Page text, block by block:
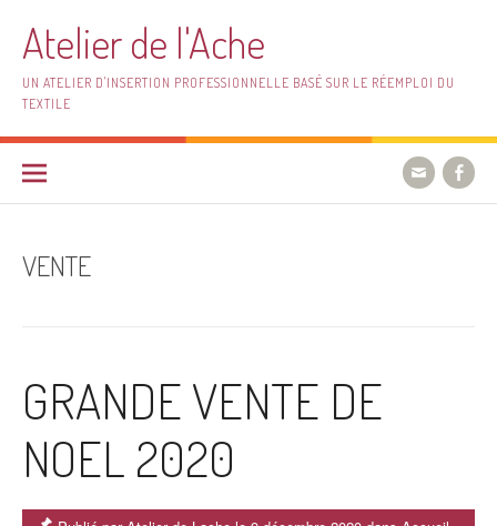
contenuAtelier de l'Ache
UN ATELIER D'INSERTION PROFESSIONNELLE BASÉ SUR LE RÉEMPLOI DU
TEXTILE
VENTE
GRANDE VENTE DE
NOEL 2020